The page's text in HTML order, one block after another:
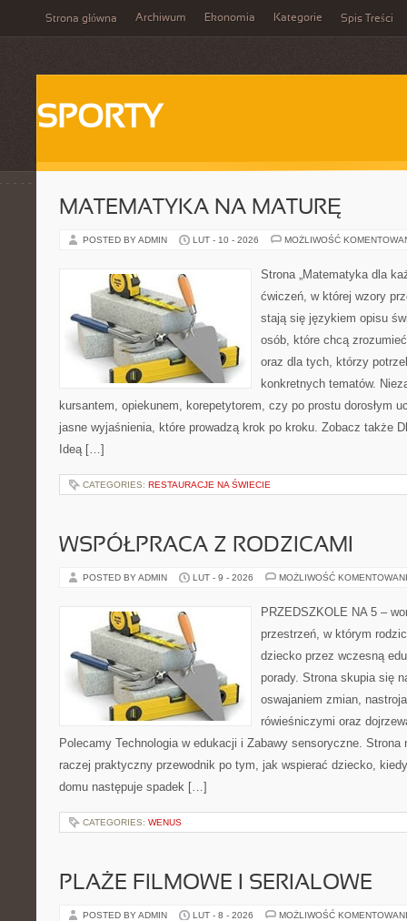
Strona główna Archiwum Ekonomia Kategorie Spis Treści
SPORTY
MATEMATYKA NA MATURĘ
POSTED BY ADMIN LUT - 10 - 2026 MOŻLIWOŚĆ
Strona „Matematyka dla
ćwiczeń, w której wzory
stają się językiem opisu
osób, które chcą
oraz dla tych, którzy
konkretnych tematów.
kursantem, opiekunem, korepetytorem, czy po prostu dorosłym
jasne wyjaśnienia, które prowadzą krok po kroku. Zobacz także
Ideą […]
CATEGORIES: RESTAURACJE NA ŚWIECIE
WSPÓŁPRACA Z RODZICAMI
POSTED BY ADMIN LUT - 9 - 2026 MOŻLIWOŚĆ
PRZEDSZKOLE NA 5 –
przestrzeń, w którym
dziecko przez wczesną
porady. Strona skupia się
oswajaniem zmian,
rówieśniczymi oraz
Polecamy Technologia w edukacji i Zabawy sensoryczne.
raczej praktyczny przewodnik po tym, jak wspierać dziecko,
domu następuje spadek […]
CATEGORIES: WENUS
PLAŻE FILMOWE I SERIALOWE
POSTED BY ADMIN LUT - 8 - 2026 MOŻLIWOŚĆ